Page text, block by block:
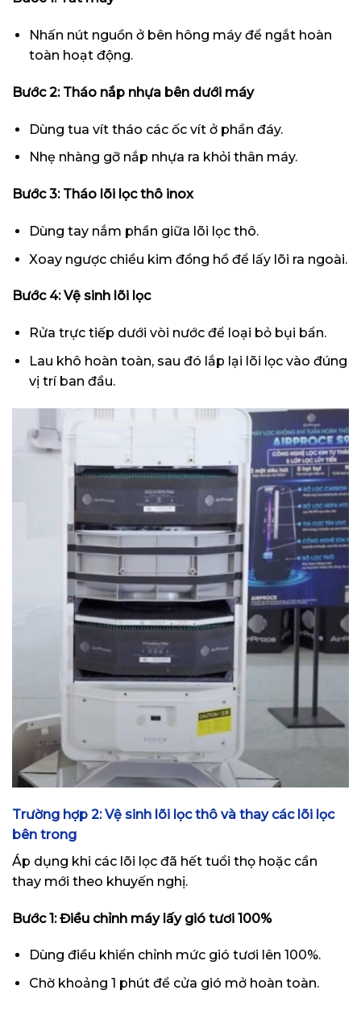
Nhấn nút nguồn ở bên hông máy để ngắt hoàn
toàn hoạt động.
Bước 2: Tháo nắp nhựa bên dưới máy
Dùng tua vít tháo các ốc vít ở phần đáy.
Nhẹ nhàng gỡ nắp nhựa ra khỏi thân máy.
Bước 3: Tháo lõi lọc thô inox
Dùng tay nắm phần giữa lõi lọc thô.
Xoay ngược chiều kim đồng hồ để lấy lõi ra ngoài.
Bước 4: Vệ sinh lõi lọc
Rửa trực tiếp dưới vòi nước để loại bỏ bụi bẩn.
Lau khô hoàn toàn, sau đó lắp lại lõi lọc vào đúng
vị trí ban đầu.
Trường hợp 2: Vệ sinh lõi lọc thô và thay các lõi lọc
bên trong
Áp dụng khi các lõi lọc đã hết tuổi thọ hoặc cần
thay mới theo khuyến nghị.
Bước 1: Điều chỉnh máy lấy gió tươi 100%
Dùng điều khiển chỉnh mức gió tươi lên 100%.
Chờ khoảng 1 phút để cửa gió mở hoàn toàn.